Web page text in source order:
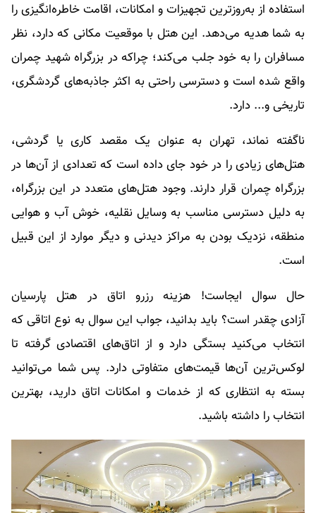
استفاده از به‌روزترین تجهیزات و امکانات، اقامت خاطره‌انگیزی را
به شما هدیه می‌دهد. این هتل با موقعیت مکانی که دارد، نظر
مسافران را به خود جلب می‌کند؛ چراکه در بزرگراه شهید چمران
واقع شده است و دسترسی راحتی به اکثر جاذبه‌های گردشگری،
تاریخی و... دارد.
ناگفته نماند، تهران به عنوان یک مقصد کاری یا گردشی،
هتل‌های زیادی را در خود جای داده است که تعدادی از آن‌ها در
بزرگراه چمران قرار دارند. وجود هتل‌های متعدد در این بزرگراه،
به دلیل دسترسی مناسب به وسایل نقلیه، خوش آب و هوایی
منطقه، نزدیک بودن به مراکز دیدنی و دیگر موارد از این قبیل
است.
حال سوال ایجاست! هزینه رزرو اتاق در هتل پارسیان
آزادی چقدر است؟ باید بدانید، جواب این سوال به نوع اتاقی که
انتخاب می‌کنید بستگی دارد و از اتاق‌های اقتصادی گرفته تا
لوکس‌ترین آن‌ها قیمت‌های متفاوتی دارد. پس شما می‌توانید
بسته به انتظاری که از خدمات و امکانات اتاق دارید، بهترین
انتخاب را داشته باشید.